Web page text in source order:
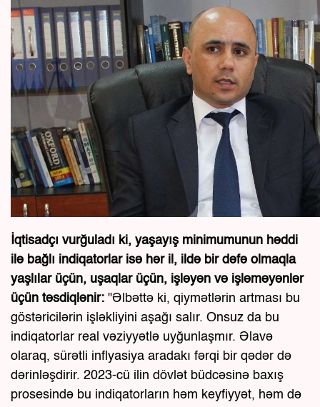
İqtisadçı vurğuladı ki, yaşayış minimumunun həddi
ilə bağlı indiqatorlar isə hər il, ildə bir dəfə olmaqla
yaşlılar üçün, uşaqlar üçün, işləyən və işləməyənlər
üçün təsdiqlənir: "Əlbəttə ki, qiymətlərin artması bu
göstəricilərin işləkliyini aşağı salır. Onsuz da bu
indiqatorlar real vəziyyətlə uyğunlaşmır. Əlavə
olaraq, sürətli inflyasiya aradakı fərqi bir qədər də
dərinləşdirir. 2023-cü ilin dövlət büdcəsinə baxış
prosesində bu indiqatorların həm keyfiyyət, həm də